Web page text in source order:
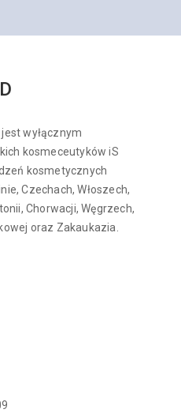
jest wyłącznym
kosmeceutyków iS
kosmetycznych
Czechach, Włoszech,
Chorwacji, Węgrzech,
oraz Zakaukazia.